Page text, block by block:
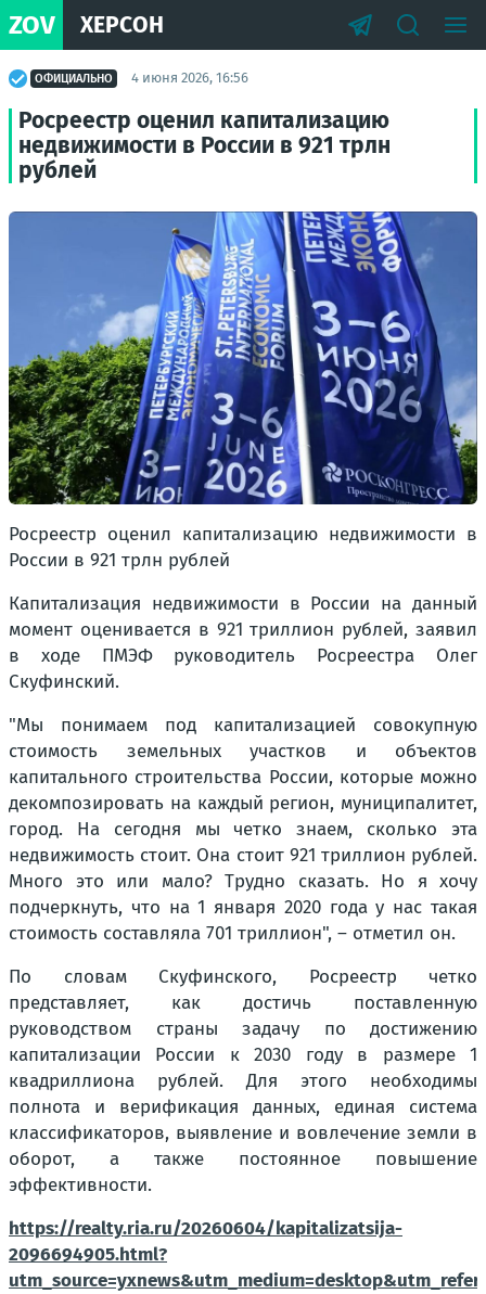
ZOV ХЕРСОН
ОФИЦИАЛЬНО 4 июня 2026, 16:56
Росреестр оценил капитализацию
недвижимости в России в 921 трлн
рублей
Росреестр оценил капитализацию недвижимости в
России в 921 трлн рублей
Капитализация недвижимости в России на данный
момент оценивается в 921 триллион рублей, заявил
в ходе ПМЭФ руководитель Росреестра Олег
Скуфинский.
"Мы понимаем под капитализацией совокупную
стоимость земельных участков и объектов
капитального строительства России, которые можно
декомпозировать на каждый регион, муниципалитет,
город. На сегодня мы четко знаем, сколько эта
недвижимость стоит. Она стоит 921 триллион рублей.
Много это или мало? Трудно сказать. Но я хочу
подчеркнуть, что на 1 января 2020 года у нас такая
стоимость составляла 701 триллион", – отметил он.
По словам Скуфинского, Росреестр четко
представляет, как достичь поставленную
руководством страны задачу по достижению
капитализации России к 2030 году в размере 1
квадриллиона рублей. Для этого необходимы
полнота и верификация данных, единая система
классификаторов, выявление и вовлечение земли в
оборот, а также постоянное повышение
эффективности.
https://realty.ria.ru/20260604/kapitalizatsija-
2096694905.html?